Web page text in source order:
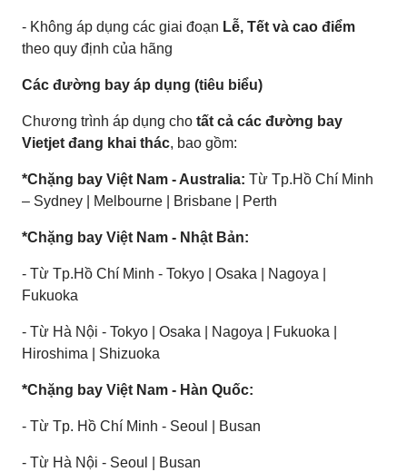
- Không áp dụng các giai đoạn Lễ, Tết và cao điểm
theo quy định của hãng
Các đường bay áp dụng (tiêu biểu)
Chương trình áp dụng cho tất cả các đường bay
Vietjet đang khai thác, bao gồm:
*Chặng bay Việt Nam - Australia: Từ Tp.Hồ Chí Minh
– Sydney | Melbourne | Brisbane | Perth
*Chặng bay Việt Nam - Nhật Bản:
- Từ Tp.Hồ Chí Minh - Tokyo | Osaka | Nagoya |
Fukuoka
- Từ Hà Nội - Tokyo | Osaka | Nagoya | Fukuoka |
Hiroshima | Shizuoka
*Chặng bay Việt Nam - Hàn Quốc:
- Từ Tp. Hồ Chí Minh - Seoul | Busan
- Từ Hà Nội - Seoul | Busan